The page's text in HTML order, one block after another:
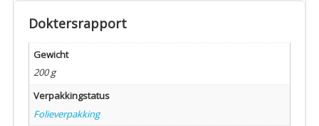
Doktersrapport
Gewicht
200 g
Verpakkingstatus
Folieverpakking